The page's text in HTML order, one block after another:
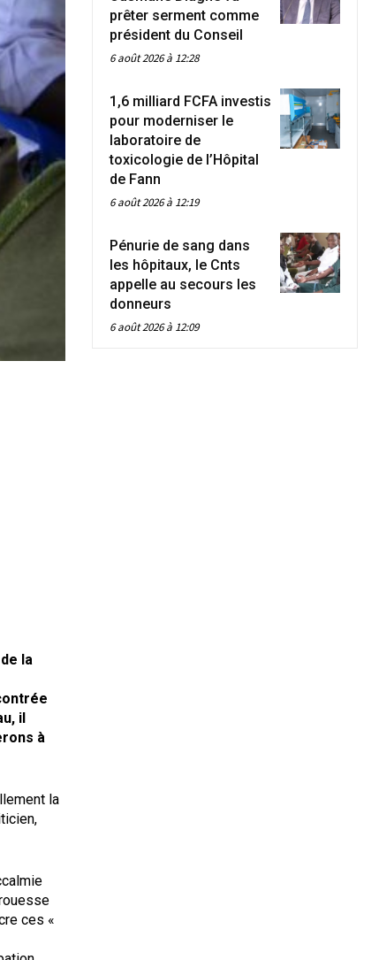
la
il
à
la
ces «
prêter serment comme
président du Conseil
6 août 2026 à 12:28
1,6 milliard FCFA investis
pour moderniser le
laboratoire de
toxicologie de l’Hôpital
de Fann
6 août 2026 à 12:19
Pénurie de sang dans
les hôpitaux, le Cnts
appelle au secours les
donneurs
6 août 2026 à 12:09